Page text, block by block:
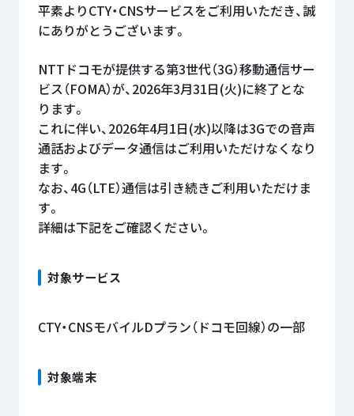
平素よりCTY・CNSサービスをご利用いただき、誠
にありがとうございます。
NTTドコモが提供する第3世代（3G）移動通信サー
ビス（FOMA）が、2026年3月31日(火)に終了とな
ります。
これに伴い、2026年4月1日(水)以降は3Gでの音声
通話およびデータ通信はご利用いただけなくなり
ます。
なお、4G（LTE）通信は引き続きご利用いただけま
す。
詳細は下記をご確認ください。
対象サービス
CTY・CNSモバイルDプラン（ドコモ回線）の一部
対象端末